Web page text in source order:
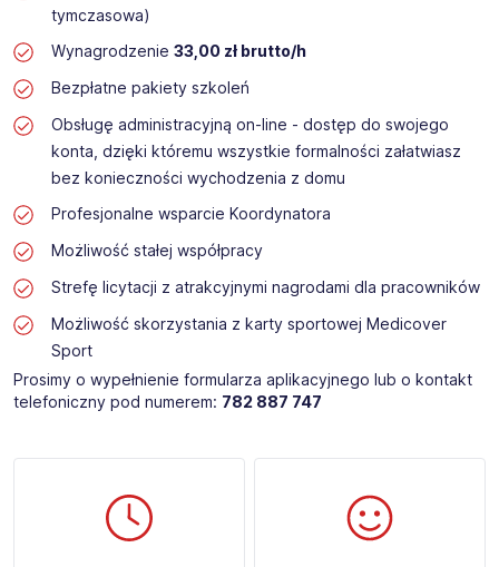
tymczasowa)
Wynagrodzenie 33,00 zł brutto/h
Bezpłatne pakiety szkoleń
Obsługę administracyjną on-line - dostęp do swojego
konta, dzięki któremu wszystkie formalności załatwiasz
bez konieczności wychodzenia z domu
Profesjonalne wsparcie Koordynatora
Możliwość stałej współpracy
Strefę licytacji z atrakcyjnymi nagrodami dla pracowników
Możliwość skorzystania z karty sportowej Medicover
Sport
Prosimy o wypełnienie formularza aplikacyjnego lub o kontakt
telefoniczny pod numerem: 782 887 747